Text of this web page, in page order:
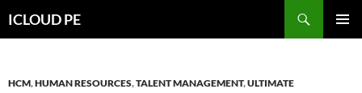
hacia
ICLOUD PE
HCM,HUMAN RESOURCES,TALENT MANAGEMENT,ULTIMATE